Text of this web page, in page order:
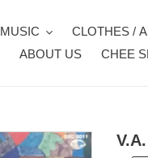
MUSIC CLOTHES /
ABOUT US
CHEE